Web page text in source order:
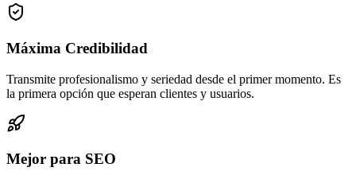
Máxima Credibilidad
Transmite profesionalismo y seriedad desde el primer momento. Es
la primera opción que esperan clientes y usuarios.
Mejor para SEO